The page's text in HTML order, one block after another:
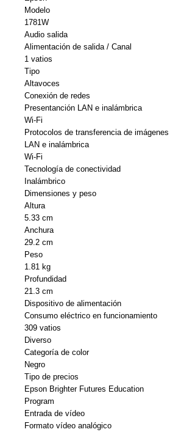
Modelo
1781W
Audio salida
Alimentación de salida / Canal
1 vatios
Tipo
Altavoces
Conexión de redes
Presentanción LAN e inalámbrica
Wi-Fi
Protocolos de transferencia de imágenes
LAN e inalámbrica
Wi-Fi
Tecnología de conectividad
Inalámbrico
Dimensiones y peso
Altura
5.33 cm
Anchura
29.2 cm
Peso
1.81 kg
Profundidad
21.3 cm
Dispositivo de alimentación
Consumo eléctrico en funcionamiento
309 vatios
Diverso
Categoría de color
Negro
Tipo de precios
Epson Brighter Futures Education
Program
Entrada de vídeo
Formato vídeo analógico